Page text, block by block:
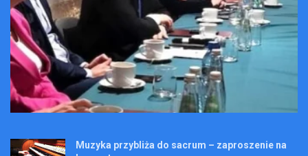
Muzyka przybliża do sacrum – zaproszenie na